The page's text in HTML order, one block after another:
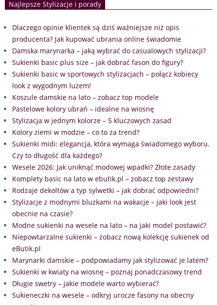
Najlepsze Stylizacje i porady
Dlaczego opinie klientek są dziś ważniejsze niż opis
producenta? Jak kupować ubrania online świadomie
Damska marynarka – jaką wybrać do casualowych stylizacji?
Sukienki basic plus size – jak dobrać fason do figury?
Sukienki basic w sportowych stylizacjach – połącz kobiecy
look z wygodnym luzem!
Koszule damskie na lato – zobacz top modele
Pastelowe kolory ubrań – idealne na wiosnę
Stylizacja w jednym kolorze – 5 kluczowych zasad
Kolory ziemi w modzie – co to za trend?
Sukienki midi: elegancja, która wymaga świadomego wyboru.
Czy to długość dla każdego?
Wesele 2026: Jak uniknąć modowej wpadki? Złote zasady
Komplety basic na lato w ebutik.pl – zobacz top zestawy
Rodzaje dekoltów a typ sylwetki – jak dobrać odpowiedni?
Stylizacje z modnymi bluzkami na wakacje – jaki look jest
obecnie na czasie?
Modne sukienki na wesele na lato – na jaki model postawić?
Niepowtarzalne sukienki – zobacz nową kolekcję sukienek od
eButik.pl
Marynarki damskie – podpowiadamy jak stylizować je latem?
Sukienki w kwiaty na wiosnę – poznaj ponadczasowy trend
Długie swetry – jakie modele warto wybierać?
Sukieneczki na wesele – odkryj urocze fasony na obecny